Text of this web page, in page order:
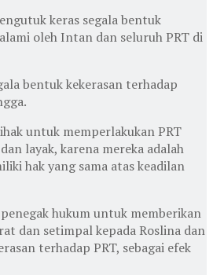
keras segala bentuk
oleh Intan dan seluruh PRT di
bentuk kekerasan terhadap
untuk memperlakukan PRT
layak, karena mereka adalah
hak yang sama atas keadilan
hukum untuk memberikan
dan setimpal kepada Roslina dan
terhadap PRT, sebagai efek